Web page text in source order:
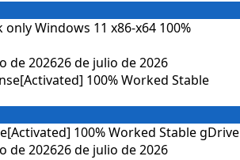
only Windows 11 x86-x64 100%
de 202626 de julio de 2026
100% Worked Stable gDrive
de 202626 de julio de 2026